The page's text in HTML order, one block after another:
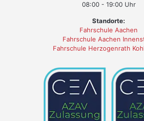
08:00 - 19:00 Uhr
Standorte:
Fahrschule Aachen
Fahrschule Aachen
Fahrschule Herzogenrath